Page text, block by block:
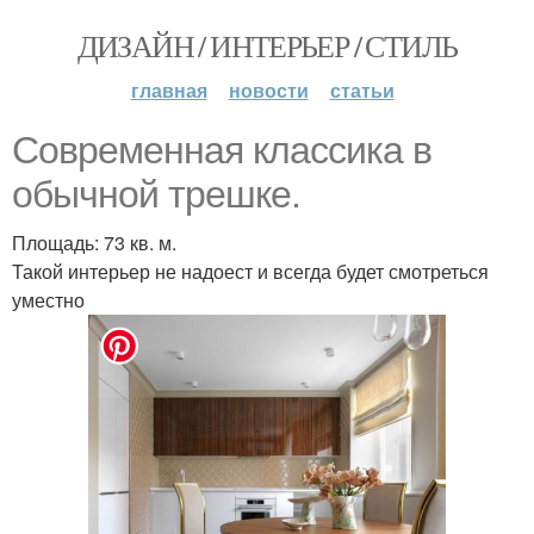
ДИЗАЙН / ИНТЕРЬЕР / СТИЛЬ
главная новости статьи
Современная классика в
обычной трешке.
Площадь: 73 кв. м.
Такой интерьер не надоест и всегда будет смотреться
уместно